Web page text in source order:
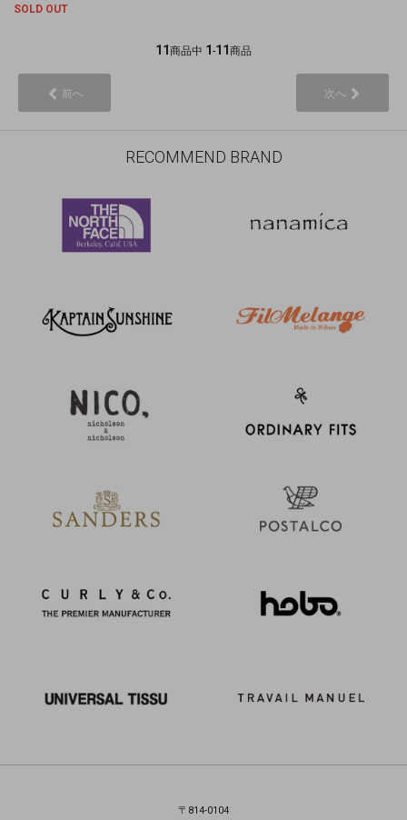
SOLD OUT
11 商品中 1 -11 商品
前へ 次へ
RECOMMEND BRAND
〒814-0104